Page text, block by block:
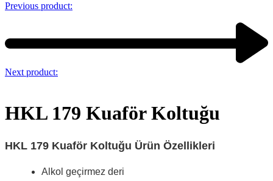
Previous product:
Next product:
HKL 179 Kuaför Koltuğu
HKL 179 Kuaför Koltuğu Ürün Özellikleri
Alkol geçirmez deri